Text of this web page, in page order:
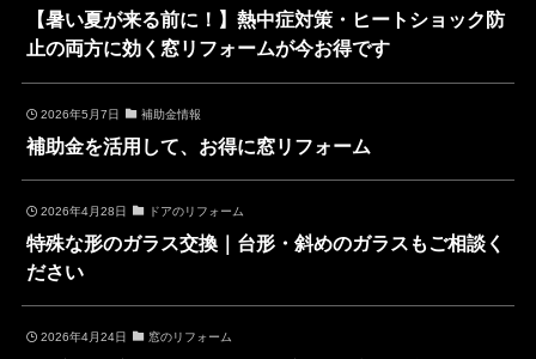
【暑い夏が来る前に！】熱中症対策・ヒートショック防
止の両方に効く窓リフォームが今お得です
2026年5月7日 補助金情報
補助金を活用して、お得に窓リフォーム
2026年4月28日 ドアのリフォーム
特殊な形のガラス交換｜台形・斜めのガラスもご相談く
ださい
2026年4月24日 窓のリフォーム